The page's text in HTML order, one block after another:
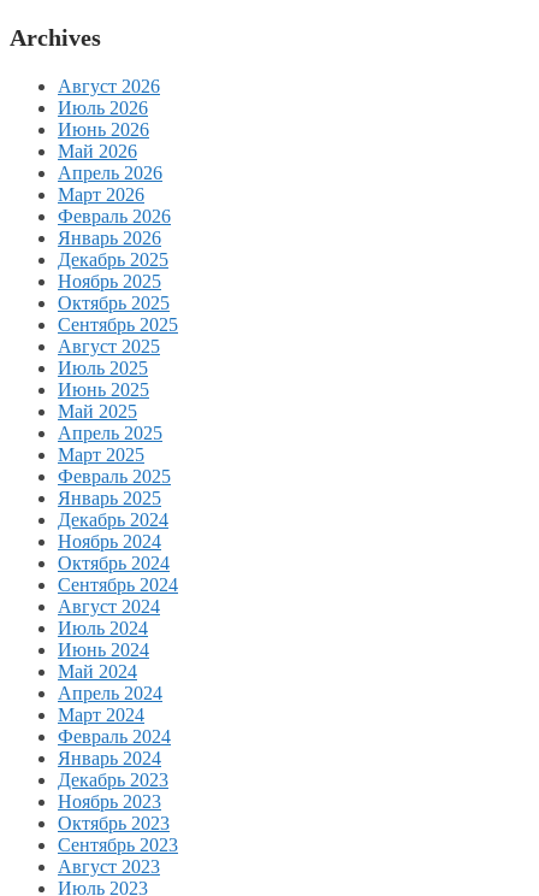
Archives
Август 2026
Июль 2026
Июнь 2026
Май 2026
Апрель 2026
Март 2026
Февраль 2026
Январь 2026
Декабрь 2025
Ноябрь 2025
Октябрь 2025
Сентябрь 2025
Август 2025
Июль 2025
Июнь 2025
Май 2025
Апрель 2025
Март 2025
Февраль 2025
Январь 2025
Декабрь 2024
Ноябрь 2024
Октябрь 2024
Сентябрь 2024
Август 2024
Июль 2024
Июнь 2024
Май 2024
Апрель 2024
Март 2024
Февраль 2024
Январь 2024
Декабрь 2023
Ноябрь 2023
Октябрь 2023
Сентябрь 2023
Август 2023
Июль 2023